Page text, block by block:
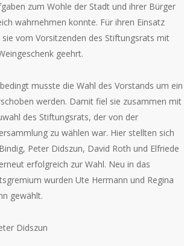
zum Wohle der Stadt und ihrer Bürger
wahrnehmen konnte. Für ihren Einsatz
sie vom Vorsitzenden des Stiftungsrats mit
geehrt.
musste die Wahl des Vorstands um ein
werden. Damit fiel sie zusammen mit
des Stiftungsrats, der von der
zu wählen war. Hier stellten sich
Peter Didszun, David Roth und Elfriede
erfolgreich zur Wahl. Neu in das
wurden Ute Hermann und Regina
gewählt.
Didszun